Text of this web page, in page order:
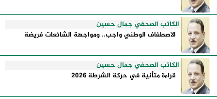
الكاتب الصحفي جمال حسين
الاصطفاف الوطني واجب.. ومواجهة الشائعات فريضة
الكاتب الصحفي جمال حسين
قراءة متأنية في حركة الشرطة 2026